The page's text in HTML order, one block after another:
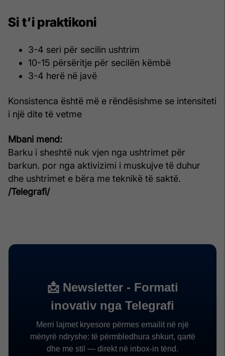
Si t’i praktikoni
3-4 seri për secilin ushtrim
10-15 përsëritje për secilën këmbë
3-4 herë në javë
Konsistenca është më e rëndësishme se intensiteti
i një dite të vetme
Mbani mend:
Barku i sheshtë nuk vjen nga ushtrimet për
barkun. por nga aktivizimi i muskujve të duhur
dhe ushtrimet e bëra me teknikë të saktë.
/Telegrafi/